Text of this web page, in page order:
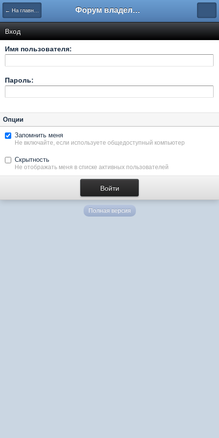
← На главную Форум владельцев интернет-магазинов
Вход
Имя пользователя:
Пароль:
Опции
Запомнить меня
Не включайте, если используете общедоступный компьютер
Скрытность
Не отображать меня в списке активных пользователей
Полная версия